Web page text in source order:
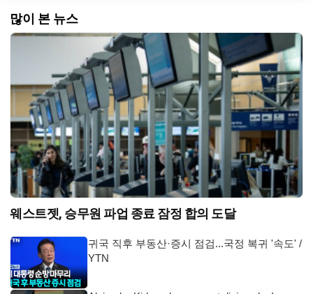
많이 본 뉴스
웨스트젯, 승무원 파업 종료 잠정 합의 도달
귀국 직후 부동산·증시 점검...국정 복귀 '속도' /
YTN